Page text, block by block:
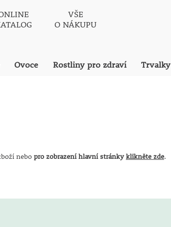
VŠE
O NÁKUPU
Ovoce Rostliny pro zdraví Trvalky
nebo pro zobrazení hlavní stránkyklikněte zde.